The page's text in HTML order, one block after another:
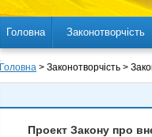
Головна Законотворчість
Головна > Законотворчість >
Проект Закону про